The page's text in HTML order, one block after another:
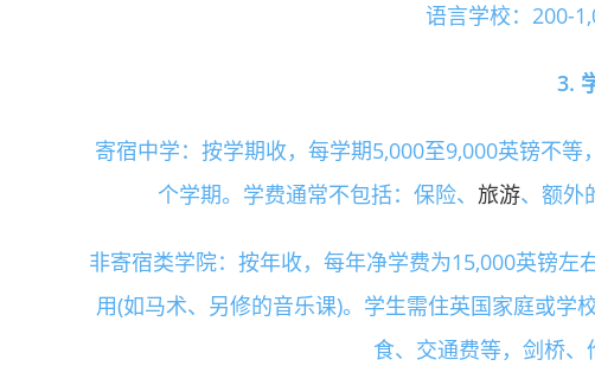
语言学校：200-
3.
寄宿中学：按学期收，每学期5,000至9,000英镑不
个学期。学费通常不包括：保险、 旅游、额外
非寄宿类学院：按年收，每年净学费为15,000英镑
用(如马术、另修的音乐课)。学生需住英国家庭或学
食、交通费等，剑桥、